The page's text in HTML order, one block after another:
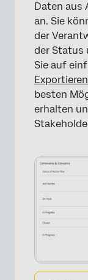
Daten aus
an. Sie
der
der Status
Sie auf
besten
erhalten